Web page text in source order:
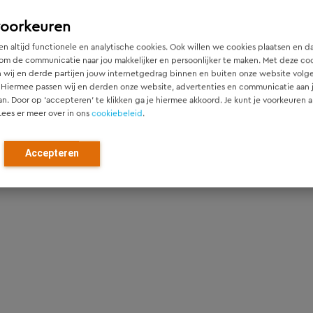
altijd functionele en analytische cookies. Ook willen we cookies plaatsen en
de communicatie naar jou makkelijker en persoonlijker te maken. Met deze
wij en derde partijen jouw internetgedrag binnen en buiten onze website
passen wij en derden onze website, advertenties en communicatie aan
Door op ‘accepteren’ te klikken ga je hiermee akkoord. Je kunt je voorkeuren
er meer over in onscookiebeleid.
Accepteren
bureauonderzoek
begeleiding
opgravingen